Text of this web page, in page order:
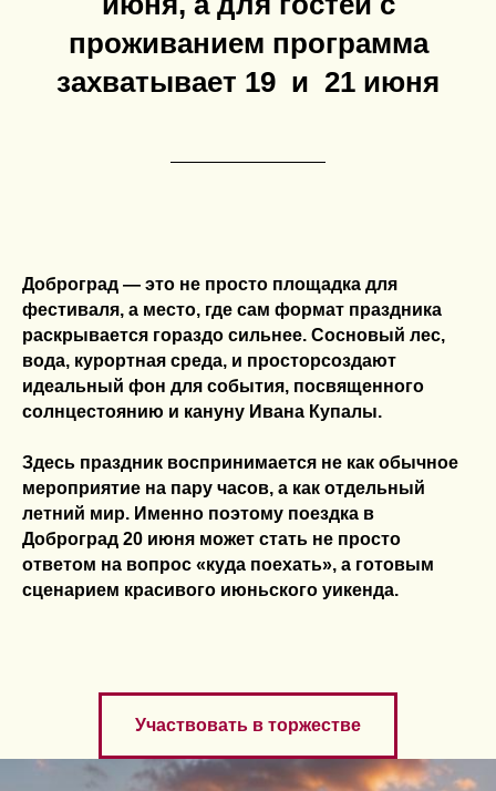
проживанием программа
захватывает 19 и 21 июня
Доброград — это не просто площадка для
фестиваля, а место, где сам формат праздника
раскрывается гораздо сильнее. Сосновый лес,
вода, курортная среда, и просторсоздают
идеальный фон для события, посвященного
солнцестоянию и кануну Ивана Купалы.
Здесь праздник воспринимается не как обычное
мероприятие на пару часов, а как отдельный
летний мир. Именно поэтому поездка в
Доброград 20 июня может стать не просто
ответом на вопрос «куда поехать», а готовым
сценарием красивого июньского уикенда.
Участвовать в торжестве